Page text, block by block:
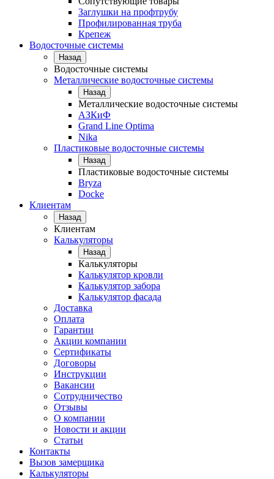
Заглушки на профтрубу
Профилированная труба
Крепеж
Водосточные системы
Назад
Водосточные системы
Металлические водосточные системы
Назад
Металлические водосточные системы
АЗКиФ
Grand Line Optima
Nika
Пластиковые водосточные системы
Назад
Пластиковые водосточные системы
Bryza
Docke
Клиентам
Назад
Клиентам
Калькуляторы
Назад
Калькуляторы
Калькулятор кровли
Калькулятор забора
Калькулятор фасада
Доставка
Оплата
Гарантии
Акции компании
Сертификаты
Договоры
Инструкции
Вакансии
Сотрудничество
Отзывы
О компании
Новости и акции
Статьи
Контакты
Вызов замерщика
Калькуляторы